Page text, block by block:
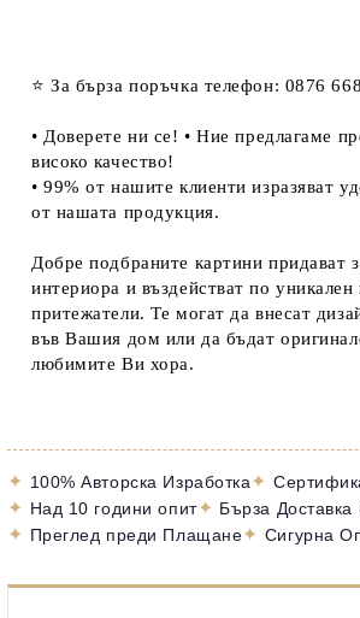
⭐ За бърза поръчка телефон: 0876
• Доверете ни се! • Ние предлагаме
високо качество!
• 99% от нашите клиенти изразяват
от нашата продукция.
Добре подбраните картини придават
интериора и въздействат по уникален
притежатели. Те могат да внесат
във Вашия дом или да бъдат
любимите Ви хора.
✦ 100% Авторска Изработка✦
✦ Над 10 години опит✦ Бърза
✦ Преглед преди Плащане✦ Сигурна